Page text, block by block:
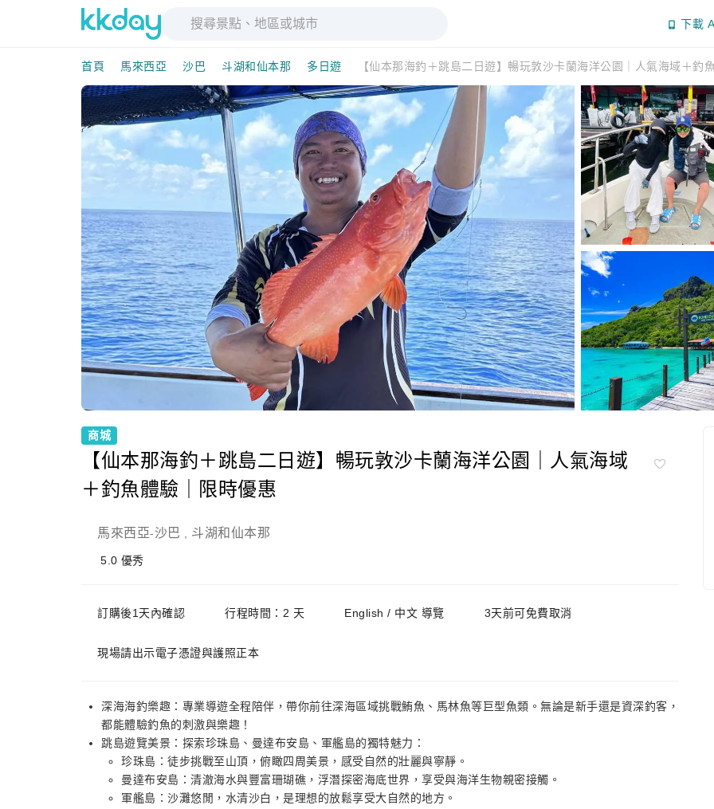
下載
首頁 馬來西亞 沙巴 斗湖和仙本那 多日遊 【仙本那海釣＋跳島二日遊】暢玩敦沙卡蘭海洋公園｜人氣海域＋釣
商城
【仙本那海釣＋跳島二日遊】暢玩敦沙卡蘭海洋公園｜人氣海域
＋釣魚體驗｜限時優惠
馬來西亞-沙巴 斗湖和仙本那
5.0 優秀
訂購後1天內確認 行程時間：2 天 English / 中文 導覽 3天前可免費取消
現場請出示電子憑證與護照正本
深海海釣樂趣：專業導遊全程陪伴，帶你前往深海區域挑戰鮪魚、馬林魚等巨型魚類。無論是新手還是資深釣客，
都能體驗釣魚的刺激與樂趣！
跳島遊覽美景：探索珍珠島、曼達布安島、軍艦島的獨特魅力：
珍珠島：徒步挑戰至山頂，俯瞰四周美景，感受自然的壯麗與寧靜。
曼達布安島：清澈海水與豐富珊瑚礁，浮潛探密海底世界，享受與海洋生物親密接觸。
軍艦島：沙灘悠閒，水清沙白，是理想的放鬆享受大自然的地方。